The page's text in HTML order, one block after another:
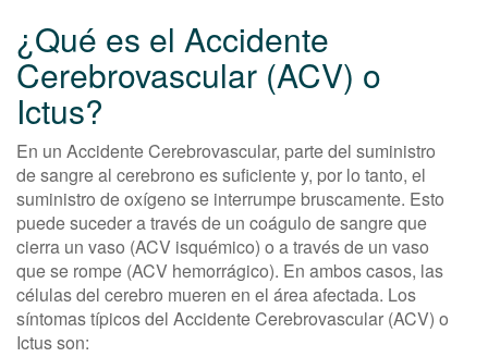
¿Qué es el Accidente
Cerebrovascular (ACV) o
Ictus?
En un Accidente Cerebrovascular, parte del suministro
de sangre al cerebrono es suficiente y, por lo tanto, el
suministro de oxígeno se interrumpe bruscamente. Esto
puede suceder a través de un coágulo de sangre que
cierra un vaso (ACV isquémico) o a través de un vaso
que se rompe (ACV hemorrágico). En ambos casos, las
células del cerebro mueren en el área afectada. Los
síntomas típicos del Accidente Cerebrovascular (ACV) o
Ictus son: